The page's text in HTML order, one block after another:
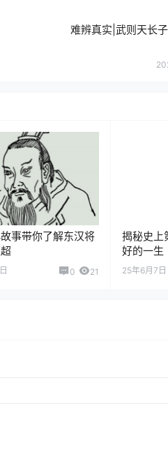
难辨真实|武则天长
事带你了解东汉将
0 21
揭秘史
好的一生
25年6月7日